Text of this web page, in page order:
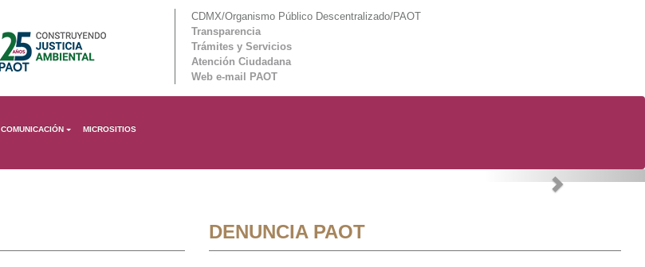
CDMX/Organismo Público Descentralizado/PAOT
Transparencia
Trámites y Servicios
Atención Ciudadana
Web e-mail PAOT
COMUNICACIÓN MICROSITIOS
Next
DENUNCIA PAOT